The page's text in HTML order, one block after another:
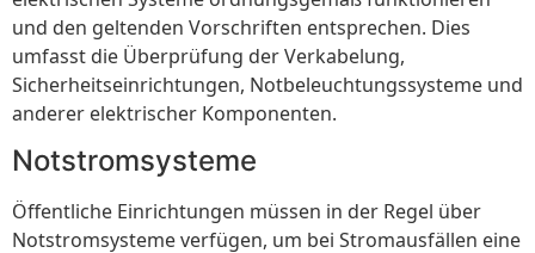
und den geltenden Vorschriften entsprechen. Dies
umfasst die Überprüfung der Verkabelung,
Sicherheitseinrichtungen, Notbeleuchtungssysteme und
anderer elektrischer Komponenten.
Notstromsysteme
Öffentliche Einrichtungen müssen in der Regel über
Notstromsysteme verfügen, um bei Stromausfällen eine